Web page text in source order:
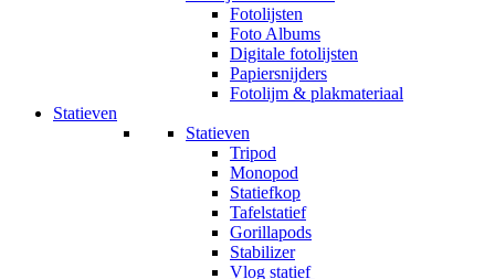
Fotolijsten
Foto Albums
Digitale fotolijsten
Papiersnijders
Fotolijm & plakmateriaal
Statieven
Statieven
Tripod
Monopod
Statiefkop
Tafelstatief
Gorillapods
Stabilizer
Vlog statief